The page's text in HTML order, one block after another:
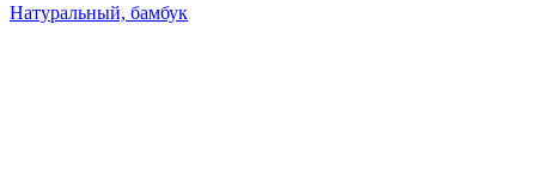
Натуральный, бамбук